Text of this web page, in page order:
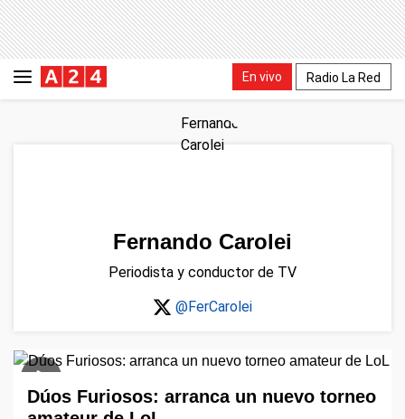
En vivo Radio La Red
Fernando Carolei
Periodista y conductor de TV
@FerCarolei
Dúos Furiosos: arranca un nuevo torneo